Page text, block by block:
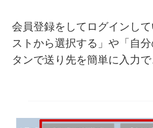
会員登録をしてログインし
ストから選択する」や「自
タンで送り先を簡単に入力で